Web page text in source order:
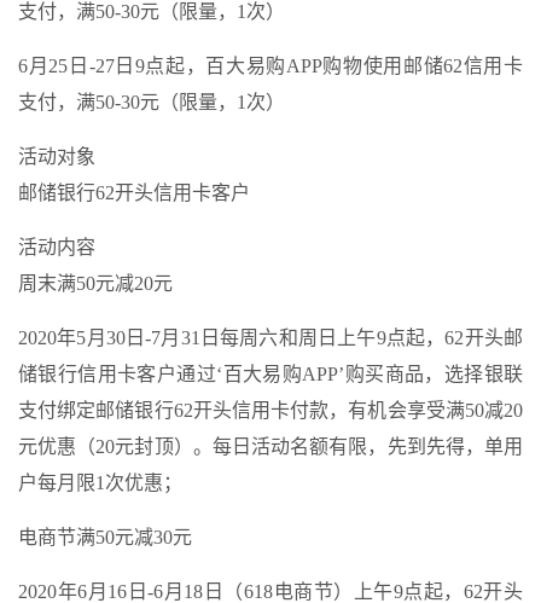
支付，满50-30元（限量，1次）
6月25日-27日9点起，百大易购APP购物使用邮储62信用卡
支付，满50-30元（限量，1次）
活动对象
邮储银行62开头信用卡客户
活动内容
周末满50元减20元
2020年5月30日-7月31日每周六和周日上午9点起，62开头邮
储银行信用卡客户通过‘百大易购APP’购买商品，选择银联
支付绑定邮储银行62开头信用卡付款，有机会享受满50减20
元优惠（20元封顶）。每日活动名额有限，先到先得，单用
户每月限1次优惠；
电商节满50元减30元
2020年6月16日-6月18日（618电商节）上午9点起，62开头